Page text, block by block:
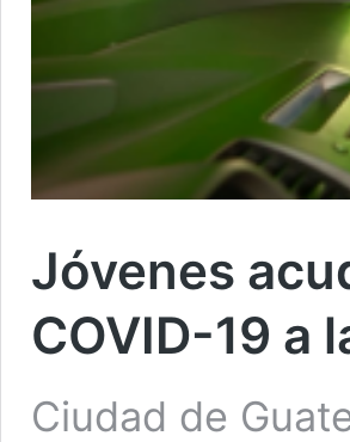
Jóvenes
COVID-19 a
Ciudad de